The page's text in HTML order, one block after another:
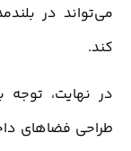
می‌تواند در
کند.
در نهایت،
طراحی فضاهای